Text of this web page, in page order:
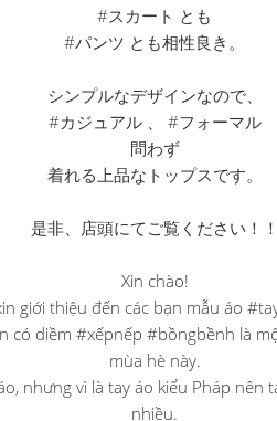
#スカート とも
#パンツ とも相性良き。
シンプルなデザインなので、
#カジュアル 、 #フォーマル
問わず
着れる上品なトップスです。
是非、店頭にてご覧ください！！
Xin chào!
giới thiệu đến các bạn mẫu áo
có diềm #xếpnếp #bồngbềnh là
mùa hè này.
nhưng vì là tay áo kiểu Pháp nên
nhiều.